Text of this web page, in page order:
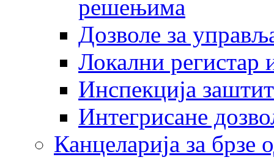
решењима
Дозволе за
Локални регистар
Инспекција
Интегрисане
Канцеларија за брзе